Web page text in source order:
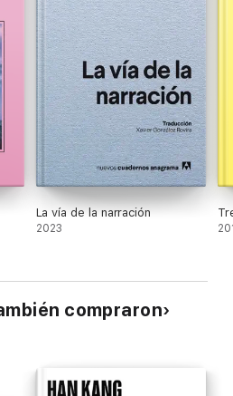
La vía de la narración
2023
compraron